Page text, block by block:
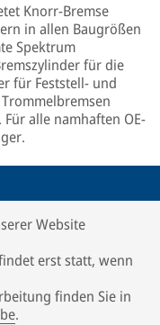
Knorr-Bremse
in allen Baugrößen
Spektrum
für die
für Feststell- und
alle namhaften OE-
Website
erst statt, wenn
finden Sie in
.